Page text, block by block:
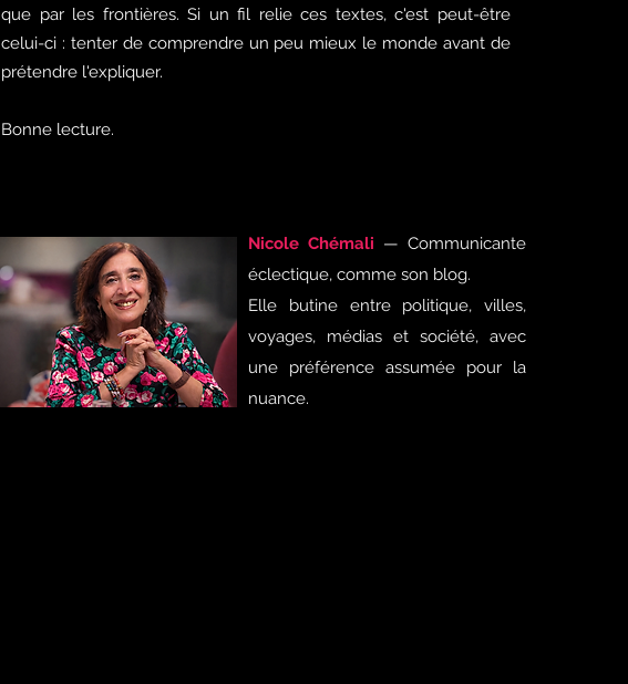
que par les frontières. Si un fil relie ces textes, c'est peut-être
celui-ci : tenter de comprendre un peu mieux le monde avant de
prétendre l'expliquer.
Bonne lecture.
Nicole Chémali — Communicante
éclectique, comme son blog.
Elle butine entre politique, villes,
voyages, médias et société, avec
une préférence assumée pour la
nuance.